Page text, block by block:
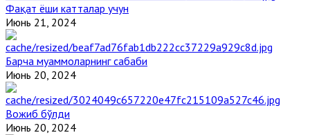
Фақат ёши катталар учун
Июнь 21, 2024
Барча муаммоларнинг сабаби
Июнь 20, 2024
Вожиб бўлди
Июнь 20, 2024